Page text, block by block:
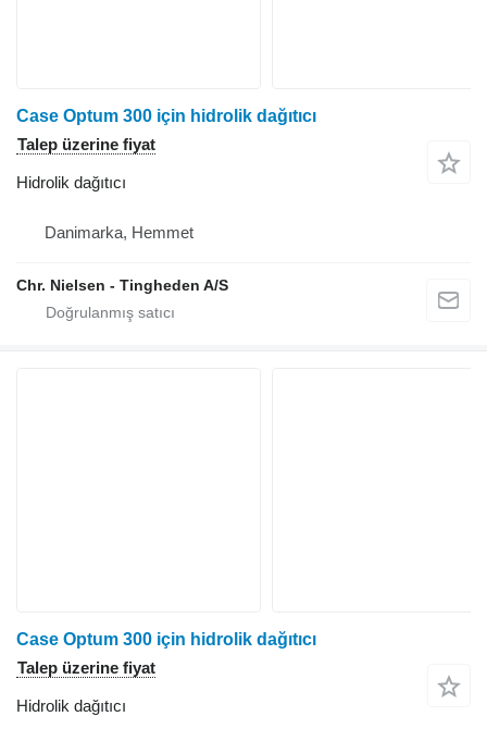
Case Optum 300 için hidrolik dağıtıcı
Talep üzerine fiyat
Hidrolik dağıtıcı
Danimarka, Hemmet
Chr. Nielsen - Tingheden A/S
Case Optum 300 için hidrolik dağıtıcı
Talep üzerine fiyat
Hidrolik dağıtıcı